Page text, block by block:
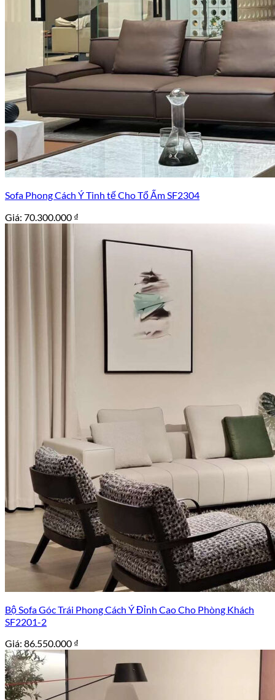
Sofa Phong Cách Ý Tinh tế Cho Tổ Ấm SF2304
Giá: 70.300.000 ₫
Bộ Sofa Góc Trái Phong Cách Ý Đỉnh Cao Cho Phòng Khách
SF2201-2
Giá: 86.550.000 ₫